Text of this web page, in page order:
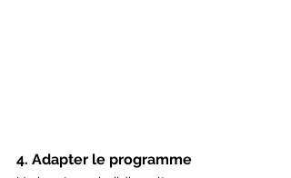
4. Adapter le programme